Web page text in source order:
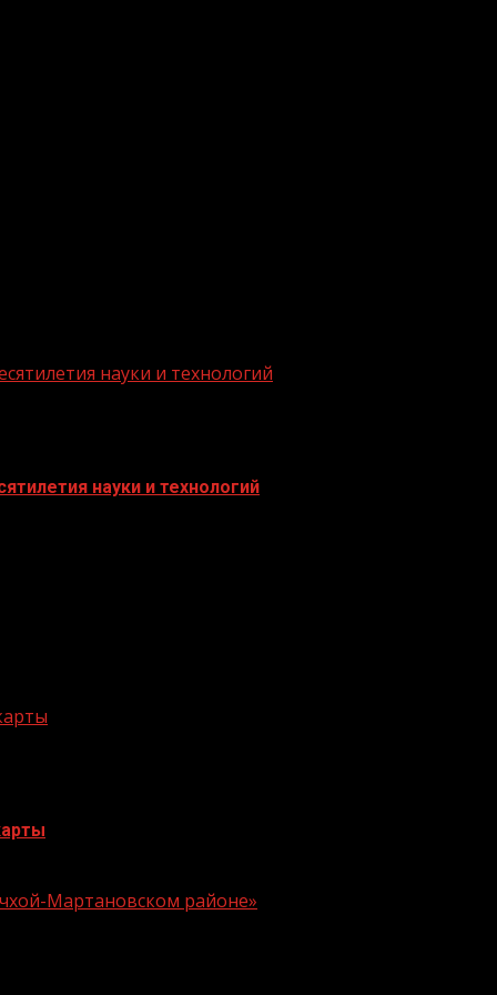
науки и технологий
науки и технологий
Мартановском районе»